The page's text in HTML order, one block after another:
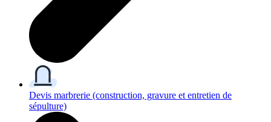
Devis marbrerie (construction, gravure et entretien de
sépulture)